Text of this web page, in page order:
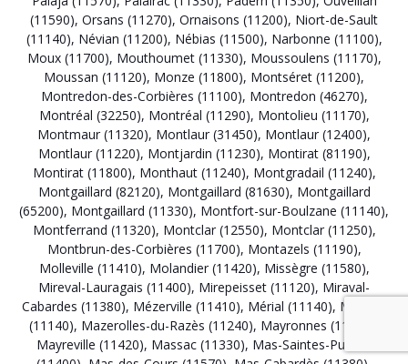
(11590), Orsans (11270), Ornaisons (11200), Niort-de-Sault
(11140), Névian (11200), Nébias (11500), Narbonne (11100),
Moux (11700), Mouthoumet (11330), Moussoulens (11170),
Moussan (11120), Monze (11800), Montséret (11200),
Montredon-des-Corbières (11100), Montredon (46270),
Montréal (32250), Montréal (11290), Montolieu (11170),
Montmaur (11320), Montlaur (31450), Montlaur (12400),
Montlaur (11220), Montjardin (11230), Montirat (81190),
Montirat (11800), Monthaut (11240), Montgradail (11240),
Montgaillard (82120), Montgaillard (81630), Montgaillard
(65200), Montgaillard (11330), Montfort-sur-Boulzane (11140),
Montferrand (11320), Montclar (12550), Montclar (11250),
Montbrun-des-Corbières (11700), Montazels (11190),
Molleville (11410), Molandier (11420), Missègre (11580),
Mireval-Lauragais (11400), Mirepeisset (11120), Miraval-
Cabardes (11380), Mézerville (11410), Mérial (11140), Mazuby
(11140), Mazerolles-du-Razès (11240), Mayronnes (11220)
Mayreville (11420), Massac (11330), Mas-Saintes-Puelles